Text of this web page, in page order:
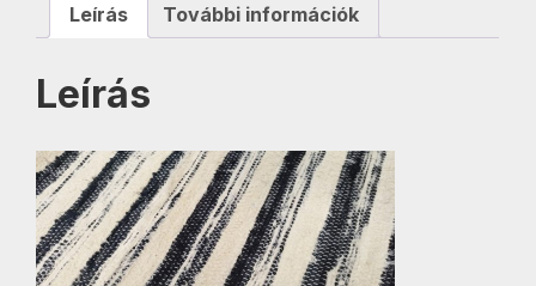
Leírás További információk
Leírás